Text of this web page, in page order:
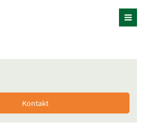
Kontakt